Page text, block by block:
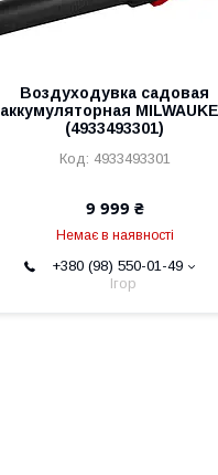
Воздуходувка садовая
аккумуляторная
(4933493301)
4933493301
9 999 ₴
Немає в наявності
+380 (98) 550-01-49
Ігор